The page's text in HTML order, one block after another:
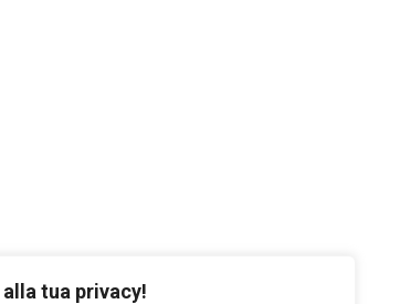
tua privacy!